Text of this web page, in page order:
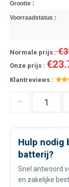
Grootte :
Voorraadstatus :
Normale prijs :
Onze prijs :
Klantreviews :
Hulp nodig
batterij?
Snel antwoord
en zakelijke